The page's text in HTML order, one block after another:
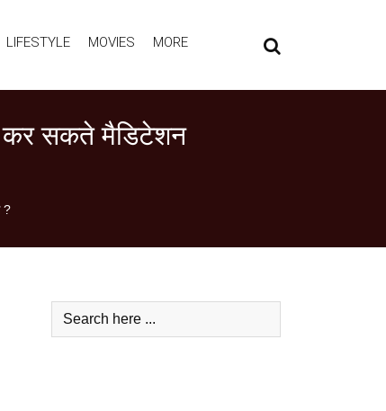
LIFESTYLE MOVIES MORE
कर सकते मैडिटेशन
?